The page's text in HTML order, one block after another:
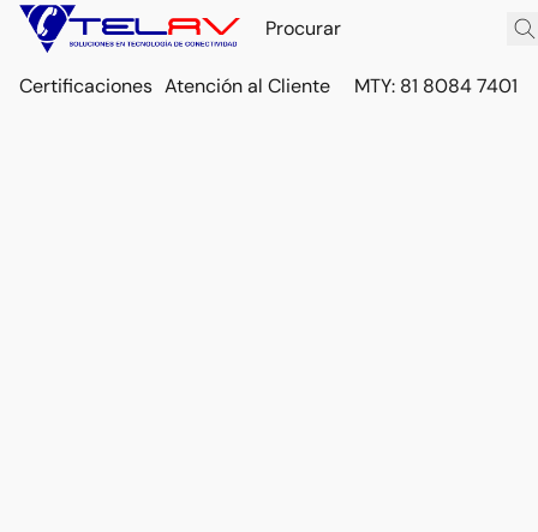
Certificaciones Atención al Cliente MTY: 81 8084 7401